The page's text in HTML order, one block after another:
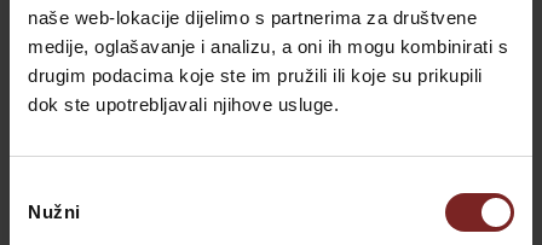
naše web-lokacije dijelimo s partnerima za društvene
medije, oglašavanje i analizu, a oni ih mogu kombinirati s
drugim podacima koje ste im pružili ili koje su prikupili
dok ste upotrebljavali njihove usluge.
pristanka
Nužni
velika plaža z veliko prostora za obiskovalce. Plaža je
mešanica prodnatih in betoniranih sončnih površin za tiste, ki